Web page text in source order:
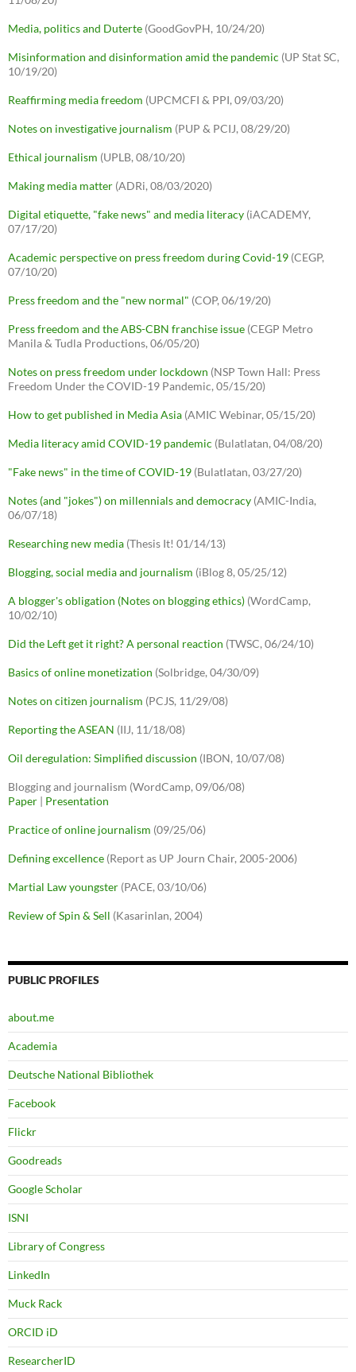
Media, politics and Duterte (GoodGovPH, 10/24/20)
Misinformation and disinformation amid the pandemic (UP Stat SC,
10/19/20)
Reaffirming media freedom (UPCMCFI & PPI, 09/03/20)
Notes on investigative journalism (PUP & PCIJ, 08/29/20)
Ethical journalism (UPLB, 08/10/20)
Making media matter (ADRi, 08/03/2020)
Digital etiquette, "fake news" and media literacy (iACADEMY,
07/17/20)
Academic perspective on press freedom during Covid-19 (CEGP,
07/10/20)
Press freedom and the "new normal" (COP, 06/19/20)
Press freedom and the ABS-CBN franchise issue (CEGP Metro
Manila & Tudla Productions, 06/05/20)
Notes on press freedom under lockdown (NSP Town Hall: Press
Freedom Under the COVID-19 Pandemic, 05/15/20)
How to get published in Media Asia (AMIC Webinar, 05/15/20)
Media literacy amid COVID-19 pandemic (Bulatlatan, 04/08/20)
"Fake news" in the time of COVID-19 (Bulatlatan, 03/27/20)
Notes (and "jokes") on millennials and democracy (AMIC-India,
06/07/18)
Researching new media (Thesis It! 01/14/13)
Blogging, social media and journalism (iBlog 8, 05/25/12)
A blogger's obligation (Notes on blogging ethics) (WordCamp,
10/02/10)
Did the Left get it right? A personal reaction (TWSC, 06/24/10)
Basics of online monetization (Solbridge, 04/30/09)
Notes on citizen journalism (PCJS, 11/29/08)
Reporting the ASEAN (IIJ, 11/18/08)
Oil deregulation: Simplified discussion (IBON, 10/07/08)
Blogging and journalism (WordCamp, 09/06/08)
Paper | Presentation
Practice of online journalism (09/25/06)
Defining excellence (Report as UP Journ Chair, 2005-2006)
Martial Law youngster (PACE, 03/10/06)
Review of Spin & Sell (Kasarinlan, 2004)
PUBLIC PROFILES
about.me
Academia
Deutsche National Bibliothek
Facebook
Flickr
Goodreads
Google Scholar
ISNI
Library of Congress
LinkedIn
Muck Rack
ORCID iD
ResearcherID